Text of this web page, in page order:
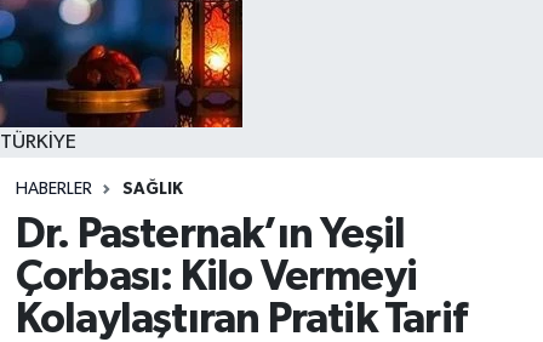
TÜRKİYE
HABERLER SAĞLIK
Dr. Pasternak’ın Yeşil
Çorbası: Kilo Vermeyi
Kolaylaştıran Pratik Tarif